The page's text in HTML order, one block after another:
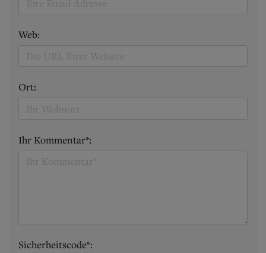
Web:
Ort:
Ihr Kommentar*:
Sicherheitscode*: